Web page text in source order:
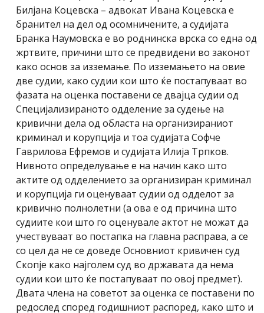
Билјана Коцевска – адвокат Ивана Коцевска е
бранител на дел од осомничените, а судијата
Бранка Наумовска е во роднинска врска со една од
жртвите, причини што се предвидени во законот
како основ за изземање. По изземањето на овие
две судии, како судии кои што ќе постапуваат во
фазата на оценка поставени се двајца судии од
Специјализираното одделение за судење на
кривични дела од областа на организираниот
криминал и корупција и тоа судијата Софче
Гаврилова Ефремов и судијата Илија Трпков.
Нивното определување е на начин како што
актите од одделението за организиран криминал
и корупција ги оценуваат судии од одделот за
кривично полнолетни (а ова е од причина што
судиите кои што го оценувале актот не можат да
учествуваат во постапка на главна расправа, а се
со цел да не се доведе Основниот кривичен суд
Скопје како најголем суд во државата да нема
судии кои што ќе постапуваат по овој предмет).
Двата члена на советот за оценка се поставени по
редослед според годишниот распоред, како што и